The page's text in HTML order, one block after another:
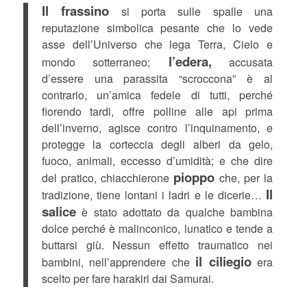
Il frassino si porta sulle spalle una
reputazione simbolica pesante che lo vede
asse dell’Universo che lega Terra, Cielo e
mondo sotterraneo;
l’edera, accusata
d’essere una parassita “scroccona” è al
contrario, un’amica fedele di tutti, perché
fiorendo tardi, offre polline alle api prima
dell’inverno, agisce contro l’inquinamento, e
protegge la corteccia degli alberi da gelo,
fuoco, animali, eccesso d’umidità; e che dire
del pratico, chiacchierone pioppo che, per la
tradizione, tiene lontani i ladri e le dicerie… Il
saliceè stato adottato da qualche bambina
dolce perché è malinconico, lunatico e tende a
buttarsi giù. Nessun effetto traumatico nei
bambini, nell’apprendere che il ciliegioera
scelto per fare harakiri dai Samurai.